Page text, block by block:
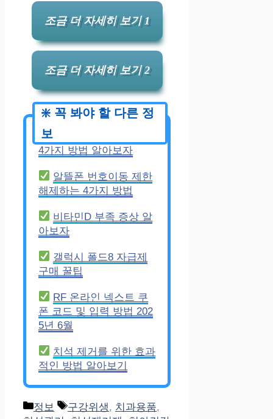
조금 더 자세히 보기 1
조금 더 자세히 보기 2
4가지 방법 알아보자
알뜰폰 번호이동 제한
해제하는 4가지 방법
비타민D 부족 증상 알
아보자
갤럭시 폴드8 자급제
구매 꿀팁
RF 온라인 넥스트 쿠
폰 코드 및 입력 방법 202
5년 6월
치석 제거를 위한 효과
적인 방법 알아보기
Categories
정보 Tags
구강위생, 치과용품,